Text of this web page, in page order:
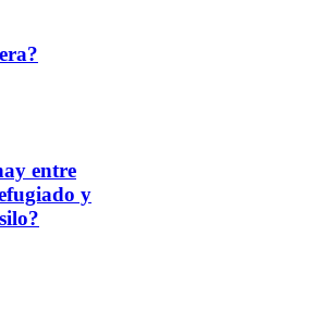
entre
y